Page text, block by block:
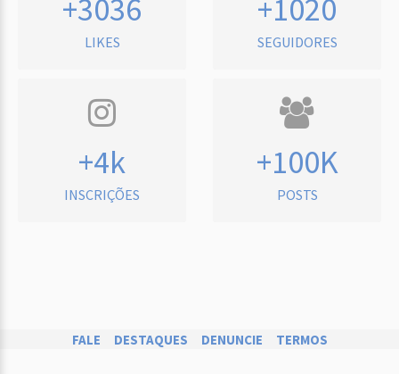
+3036
LIKES
+1020
SEGUIDORES
+4k
INSCRIÇÕES
+100K
POSTS
FALE DESTAQUES DENUNCIE TERMOS